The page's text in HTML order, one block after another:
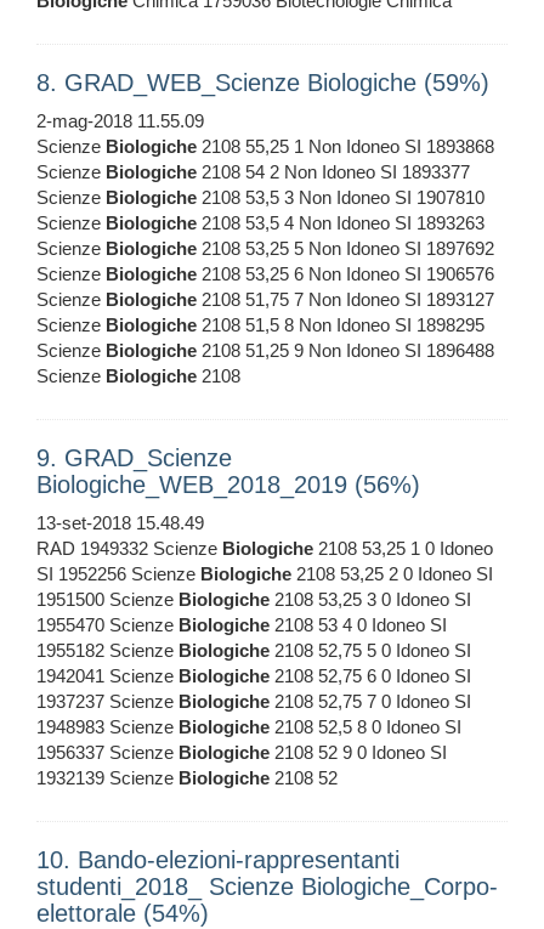
8. GRAD_WEB_Scienze Biologiche (59%)
2-mag-2018 11.55.09
Scienze Biologiche 2108 55,25 1 Non Idoneo SI 1893868
Scienze Biologiche 2108 54 2 Non Idoneo SI 1893377
Scienze Biologiche 2108 53,5 3 Non Idoneo SI 1907810
Scienze Biologiche 2108 53,5 4 Non Idoneo SI 1893263
Scienze Biologiche 2108 53,25 5 Non Idoneo SI 1897692
Scienze Biologiche 2108 53,25 6 Non Idoneo SI 1906576
Scienze Biologiche 2108 51,75 7 Non Idoneo SI 1893127
Scienze Biologiche 2108 51,5 8 Non Idoneo SI 1898295
Scienze Biologiche 2108 51,25 9 Non Idoneo SI 1896488
Scienze Biologiche 2108
9. GRAD_Scienze
Biologiche_WEB_2018_2019 (56%)
13-set-2018 15.48.49
RAD 1949332 Scienze Biologiche 2108 53,25 1 0 Idoneo
SI 1952256 Scienze Biologiche 2108 53,25 2 0 Idoneo SI
1951500 Scienze Biologiche 2108 53,25 3 0 Idoneo SI
1955470 Scienze Biologiche 2108 53 4 0 Idoneo SI
1955182 Scienze Biologiche 2108 52,75 5 0 Idoneo SI
1942041 Scienze Biologiche 2108 52,75 6 0 Idoneo SI
1937237 Scienze Biologiche 2108 52,75 7 0 Idoneo SI
1948983 Scienze Biologiche 2108 52,5 8 0 Idoneo SI
1956337 Scienze Biologiche 2108 52 9 0 Idoneo SI
1932139 Scienze Biologiche 2108 52
10. Bando-elezioni-rappresentanti
studenti_2018_ Scienze Biologiche_Corpo-
elettorale (54%)